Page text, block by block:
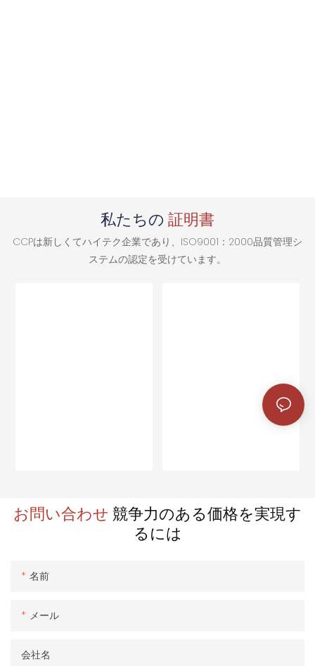
私たちの 証明書
CCPは新しくてハイテク企業であり、ISO9001：2000品質管理シ
ステムの認定を受けています。
お問い合わせ 競争力のある価格を実現す
るには
名前
メール
会社名